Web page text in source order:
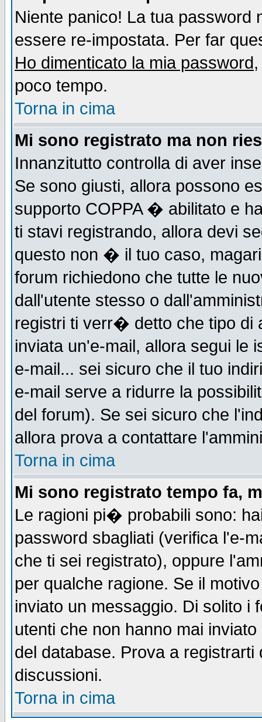
Niente panico! La tua
essere re-impostata. Per far
Ho dimenticato la mia password
poco tempo.
Torna in cima
Mi sono registrato ma non
Innanzitutto controlla di aver
Se sono giusti, allora possono
supporto COPPA � abilitato e
ti stavi registrando, allora devi
questo non � il tuo caso,
forum richiedono che tutte le
dall'utente stesso o
registri ti verr� detto che tipo
inviata un'e-mail, allora segui le
e-mail... sei sicuro che il tuo
e-mail serve a ridurre la
del forum). Se sei sicuro che
allora prova a contattare
Torna in cima
Mi sono registrato tempo fa,
Le ragioni pi� probabili sono:
password sbagliati (verifica l'e-
che ti sei registrato), oppure
per qualche ragione. Se il
inviato un messaggio. Di solito i
utenti che non hanno mai
del database. Prova a
discussioni.
Torna in cima